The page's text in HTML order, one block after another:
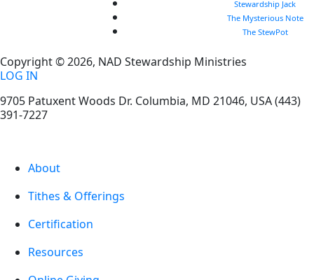
Stewardship Jack
The Mysterious Note
The StewPot
Copyright © 2026, NAD Stewardship Ministries
LOG IN
9705 Patuxent Woods Dr. Columbia, MD 21046, USA(443)
391-7227
About
Tithes & Offerings
Certification
Resources